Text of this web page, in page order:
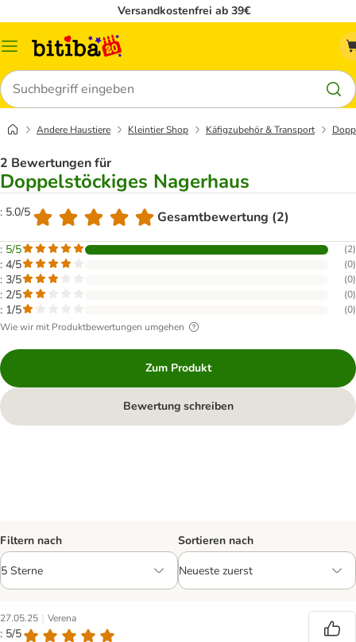
Versandkostenfrei ab 39€
Menü
Suchen
Andere Haustiere Kleintier Shop Käfigzubehör & Transport
2 Bewertungen für
Doppelstöckiges Nagerhaus
: 5.0/5 Gesamtbewertung (2)
: 5/5 (2)
: 4/5 (0)
: 3/5 (0)
: 2/5 (0)
: 1/5 (0)
Wie wir mit Produktbewertungen umgehen
Zum Produkt
Bewertung schreiben
Filtern nach Sortieren nach
27.05.25 | Verena
: 5/5